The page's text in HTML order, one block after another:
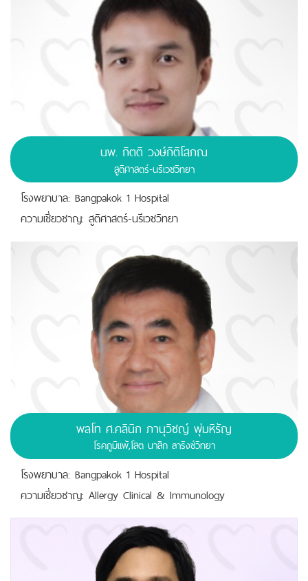
นพ. กิตติ วงษ์กิติโสภณ
สูติศาสตร์-นรีเวชวิทยา
โรงพยาบาล: Bangpakok 1 Hospital
ความเชี่ยวชาญ: สูติศาสตร์-นรีเวชวิทยา
พลโท ศ.คลินิก ภานุวิชญ์ พุ่มหิรัญ
โรคภูมิแพ้,โสต นาสิก ลาริงซ์วิทยา
โรงพยาบาล: Bangpakok 1 Hospital
ความเชี่ยวชาญ: Allergy Clinical & Immunology